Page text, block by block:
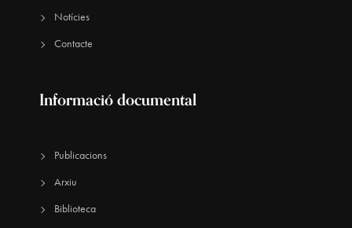
Notícies
Contacte
Informació documental
Publicacions
Arxiu
Biblioteca